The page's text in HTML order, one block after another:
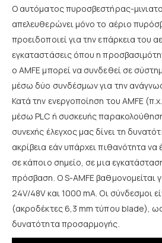
Ο αυτόματος πυροσβεστήρας-
απελευθερώνει μόνο το αέριο
προειδοποιεί για την επάρκεια του
εγκαταστάσεις όπου η
ο AMFE μπορεί να συνδεθεί σε
μέσω δύο συνδέσμων για την
Κατά την ενεργοποίηση του AMFE
μέσω PLC ή συσκευής
συνεχής έλεγχος μας δίνει τη
ακρίβεια εάν υπάρχει πιθανότητα να
σε κάποιο σημείο, σε μια
πρόσβαση. Ο S-AMFE βαθμονομείται
24V/48V και 1000 mA. Οι σύνδεσμοι
(ακροδέκτες 6,3 mm τύπου blade),
δυνατότητα προσαρμογής.